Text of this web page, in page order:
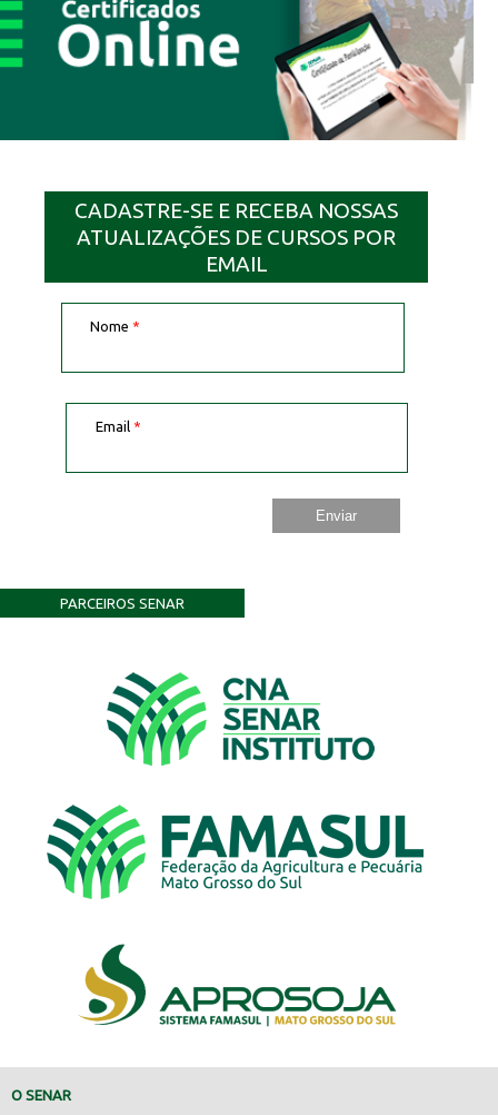
CADASTRE-SE E RECEBA NOSSAS
ATUALIZAÇÕES DE CURSOS POR
EMAIL
Nome *
Email *
PARCEIROS SENAR
O SENAR